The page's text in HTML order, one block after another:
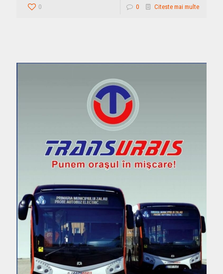
0 0 Citeste mai multe